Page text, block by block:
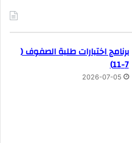
برنامج اختبارات طلبة الصفوف (
7-11)
2026-07-05